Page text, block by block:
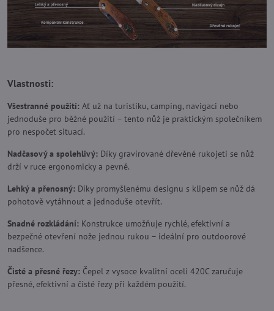
Vlastnosti:
Všestranné použití: Ať už na turistiku, camping, navigaci nebo
jednoduše pro běžné použití – tento nůž je praktickým společníkem
pro nespočet situací.
Nadčasový a spolehlivý: Díky gravírované dřevěné rukojeti se nůž
drží v ruce ergonomicky a pevně.
Lehký a přenosný: Díky promyšlenému designu s klipem se nůž dá
pohotově vytáhnout a jednoduše otevřít.
Snadné rozkládání: Konstrukce umožňuje rychlé, efektivní a
bezpečné otevření nože jednou rukou – ideální pro outdoorové
nadšence.
Čisté a přesné řezy: Čepel z vysoce kvalitní oceli 420C zaručuje
přesné, efektivní a čisté řezy při každém použití.